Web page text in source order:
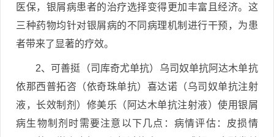
医保，银屑病患者的治疗选择变得更加丰富且经济。这
三种药物均针对银屑病的不同病理机制进行干预，为患
者带来了显著的疗效。
2、可善挺（司库奇尤单抗）乌司奴单抗阿达木单抗
依那西普拓咨（依奇珠单抗）喜达诺（乌司奴单抗注射
液，长效制剂）修美乐（阿达木单抗注射液）使用银屑
病生物制剂时需要注意以下几点：病情评估：皮损情